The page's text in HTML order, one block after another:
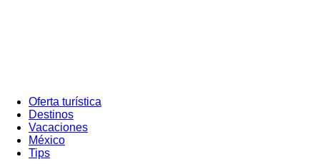
Oferta turística
Destinos
Vacaciones
México
Tips